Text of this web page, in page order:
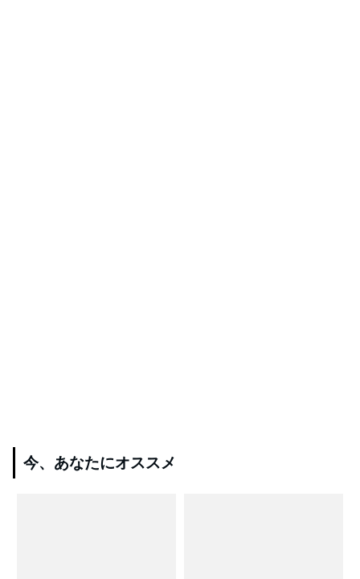
今、あなたにオススメ